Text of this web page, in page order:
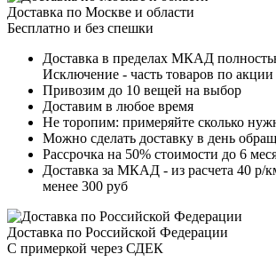
Доставка по Москве и области
Бесплатно и без спешки
Доставка в пределах МКАД
Исключение - часть товаров по акции
Привозим до 10 вещей на выбор
Доставим в любое время
Не торопим: примеряйте сколько
Можно сделать доставку в день
Рассрочка на 50% стоимости до 6
Доставка за МКАД - из расчета 40
менее 300 руб
Доставка по Российской Федерации
С примеркой через СДЕК